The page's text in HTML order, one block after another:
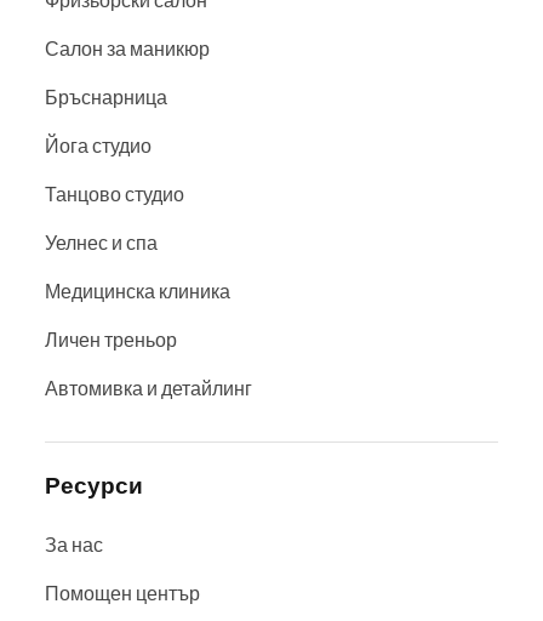
Салон за маникюр
Бръснарница
Йога студио
Танцово студио
Уелнес и спа
Медицинска клиника
Личен треньор
Автомивка и детайлинг
Ресурси
За нас
Помощен център